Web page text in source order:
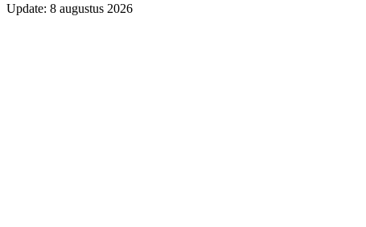
Update: 8 augustus 2026